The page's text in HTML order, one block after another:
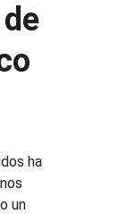
ha
un